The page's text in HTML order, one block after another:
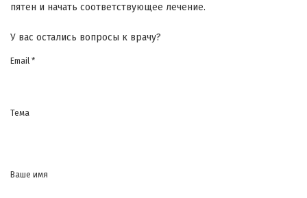
пятен и начать соответствующее лечение.
У вас остались вопросы к врачу?
Email *
Тема
Ваше имя